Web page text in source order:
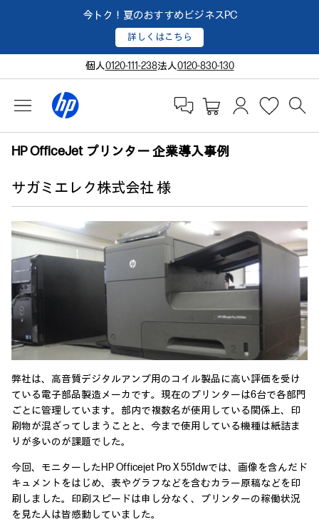
今トク！夏のおすすめビジネスPC
詳しくはこちら
個人0120-111-238法人0120-830-130
HP OfficeJet プリンター 企業導入事例
サガミエレク株式会社 様
弊社は、高音質デジタルアンプ用のコイル製品に高い評価を受け
ている電子部品製造メーカです。現在のプリンターは6台で各部門
ごとに管理しています。部内で複数名が使用している関係上、印
刷物が混ざってしまうことと、今まで使用している機種は紙詰ま
りが多いのが課題でした。
今回、モニターしたHP Officejet Pro X 551dwでは、画像を含んだド
キュメントをはじめ、表やグラフなどを含むカラー原稿などを印
刷しました。印刷スピードは申し分なく、プリンターの稼働状況
を見た人は皆感動していました。